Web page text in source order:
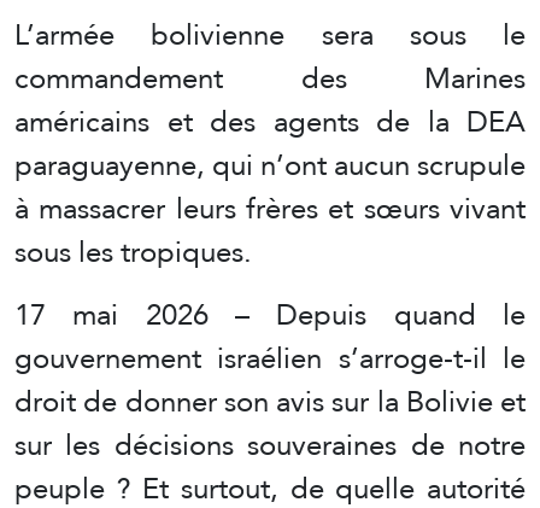
L’armée bolivienne sera sous le
commandement des Marines
américains et des agents de la DEA
paraguayenne, qui n’ont aucun scrupule
à massacrer leurs frères et sœurs vivant
sous les tropiques.
17 mai 2026 – Depuis quand le
gouvernement israélien s’arroge-t-il le
droit de donner son avis sur la Bolivie et
sur les décisions souveraines de notre
peuple ? Et surtout, de quelle autorité